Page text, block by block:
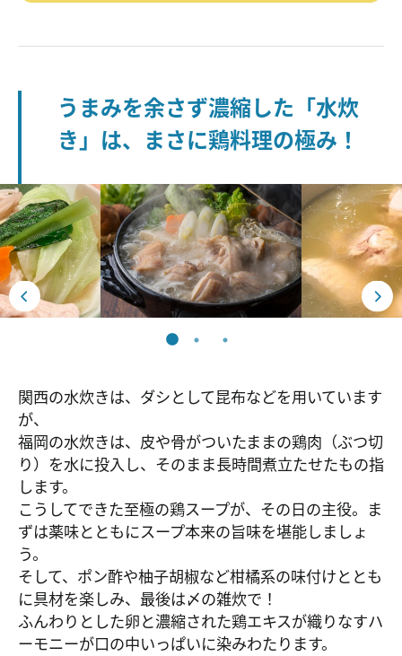
うまみを余さず濃縮した「水炊
き」は、まさに鶏料理の極み！
関西の水炊きは、ダシとして昆布などを用いています
が、
福岡の水炊きは、皮や骨がついたままの鶏肉（ぶつ切
り）を水に投入し、そのまま長時間煮立たせたもの指
します。
こうしてできた至極の鶏スープが、その日の主役。ま
ずは薬味とともにスープ本来の旨味を堪能しましょ
う。
そして、ポン酢や柚子胡椒など柑橘系の味付けととも
に具材を楽しみ、最後は〆の雑炊で！
ふんわりとした卵と濃縮された鶏エキスが織りなすハ
ーモニーが口の中いっぱいに染みわたります。